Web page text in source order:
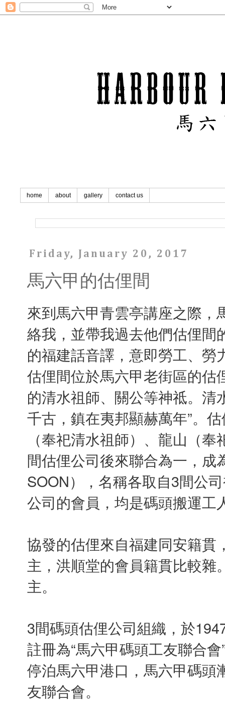
home about gallery contact us
Friday, January 20, 2017
馬六甲的估俚間
來到馬六甲青雲亭講座之際
絡我，並帶我過去他們估俚間
的福建話音譯，意即勞工、勞
估俚間位於馬六甲老街區的估
的清水祖師、關公等神祗。清
千古，鎮在夷邦顯赫萬年”。
（奉祀清水祖師）、龍山（
間估俚公司後來聯合為一，成
SOON），名稱各取自3間公
公司的會員，均是碼頭搬運工
協發的估俚來自福建同安籍貫
主，洪順堂的會員籍貫比較
主。
3間碼頭估俚公司組織，於
註冊為“馬六甲碼頭工友聯合
停泊馬六甲港口，馬六甲碼頭
友聯合會。